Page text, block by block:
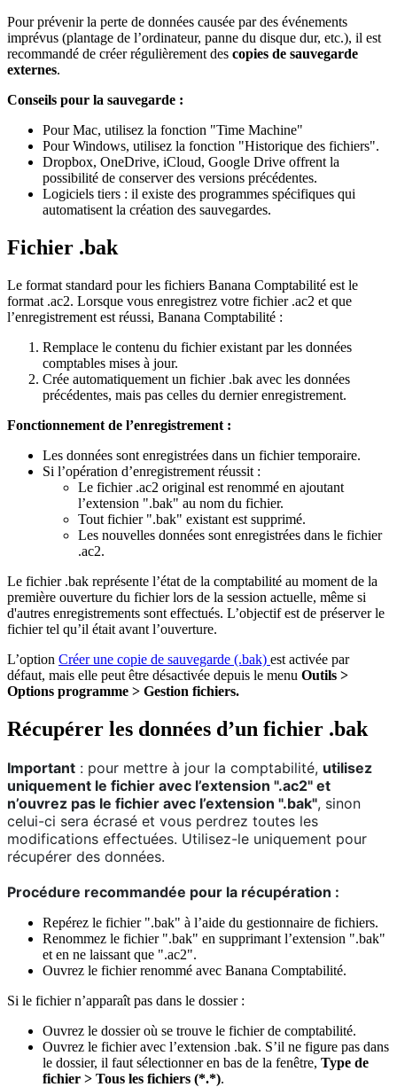
Pour prévenir la perte de données causée par des événements
imprévus (plantage de l’ordinateur, panne du disque dur, etc.), il est
recommandé de créer régulièrement des copies de sauvegarde
externes.
Conseils pour la sauvegarde :
Pour Mac, utilisez la fonction "Time Machine"
Pour Windows, utilisez la fonction "Historique des fichiers".
Dropbox, OneDrive, iCloud, Google Drive offrent la
possibilité de conserver des versions précédentes.
Logiciels tiers : il existe des programmes spécifiques qui
automatisent la création des sauvegardes.
Fichier .bak
Le format standard pour les fichiers Banana Comptabilité est le
format .ac2. Lorsque vous enregistrez votre fichier .ac2 et que
l’enregistrement est réussi, Banana Comptabilité :
Remplace le contenu du fichier existant par les données
comptables mises à jour.
Crée automatiquement un fichier .bak avec les données
précédentes, mais pas celles du dernier enregistrement.
Fonctionnement de l’enregistrement :
Les données sont enregistrées dans un fichier temporaire.
Si l’opération d’enregistrement réussit :
Le fichier .ac2 original est renommé en ajoutant
l’extension ".bak" au nom du fichier.
Tout fichier ".bak" existant est supprimé.
Les nouvelles données sont enregistrées dans le fichier
.ac2.
Le fichier .bak représente l’état de la comptabilité au moment de la
première ouverture du fichier lors de la session actuelle, même si
d'autres enregistrements sont effectués. L’objectif est de préserver le
fichier tel qu’il était avant l’ouverture.
L’option Créer une copie de sauvegarde (.bak) est activée par
défaut, mais elle peut être désactivée depuis le menu Outils >
Options programme > Gestion fichiers.
Récupérer les données d’un fichier .bak
Important : pour mettre à jour la comptabilité, utilisez
uniquement le fichier avec l’extension ".ac2" et
n’ouvrez pas le fichier avec l’extension ".bak", sinon
celui-ci sera écrasé et vous perdrez toutes les
modifications effectuées. Utilisez-le uniquement pour
récupérer des données.
Procédure recommandée pour la récupération :
Repérez le fichier ".bak" à l’aide du gestionnaire de fichiers.
Renommez le fichier ".bak" en supprimant l’extension ".bak"
et en ne laissant que ".ac2".
Ouvrez le fichier renommé avec Banana Comptabilité.
Si le fichier n’apparaît pas dans le dossier :
Ouvrez le dossier où se trouve le fichier de comptabilité.
Ouvrez le fichier avec l’extension .bak. S’il ne figure pas dans
le dossier, il faut sélectionner en bas de la fenêtre, Type de
fichier > Tous les fichiers (*.*).